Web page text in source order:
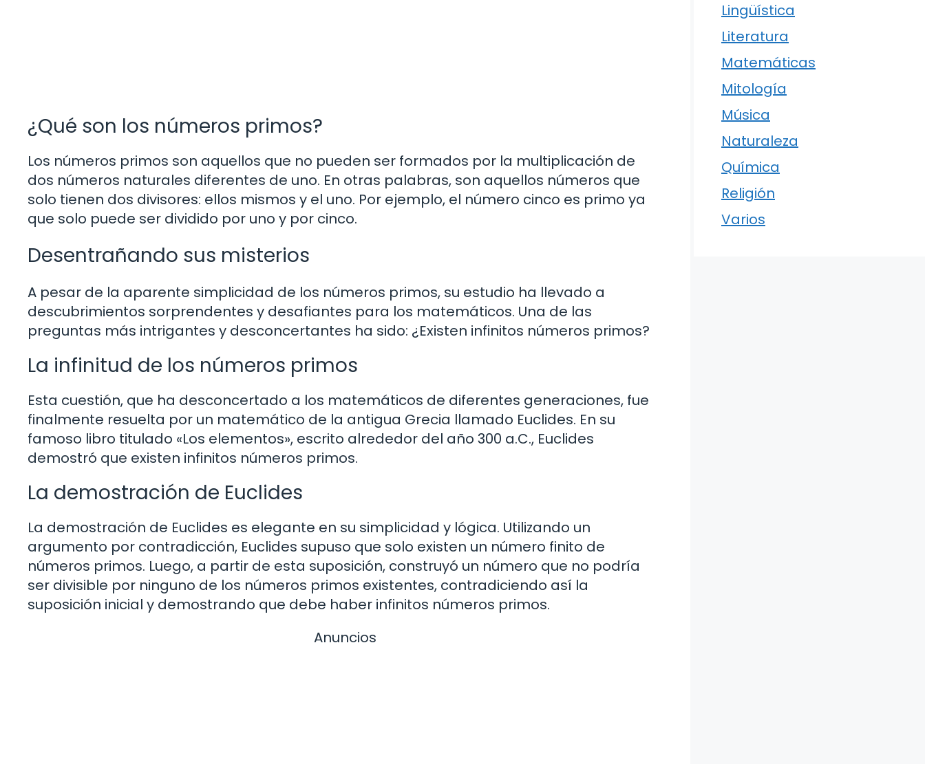
¿Qué son los números primos?
Los números primos son aquellos que no pueden ser formados por la multiplicación de
dos números naturales diferentes de uno. En otras palabras, son aquellos números que
solo tienen dos divisores: ellos mismos y el uno. Por ejemplo, el número cinco es primo ya
que solo puede ser dividido por uno y por cinco.
Desentrañando sus misterios
A pesar de la aparente simplicidad de los números primos, su estudio ha llevado a
descubrimientos sorprendentes y desafiantes para los matemáticos. Una de las
preguntas más intrigantes y desconcertantes ha sido: ¿Existen infinitos números primos?
La infinitud de los números primos
Esta cuestión, que ha desconcertado a los matemáticos de diferentes generaciones, fue
finalmente resuelta por un matemático de la antigua Grecia llamado Euclides. En su
famoso libro titulado «Los elementos», escrito alrededor del año 300 a.C., Euclides
demostró que existen infinitos números primos.
La demostración de Euclides
La demostración de Euclides es elegante en su simplicidad y lógica. Utilizando un
argumento por contradicción, Euclides supuso que solo existen un número finito de
números primos. Luego, a partir de esta suposición, construyó un número que no podría
ser divisible por ninguno de los números primos existentes, contradiciendo así la
suposición inicial y demostrando que debe haber infinitos números primos.
Anuncios
Lingüística
Literatura
Matemáticas
Mitología
Música
Naturaleza
Química
Religión
Varios